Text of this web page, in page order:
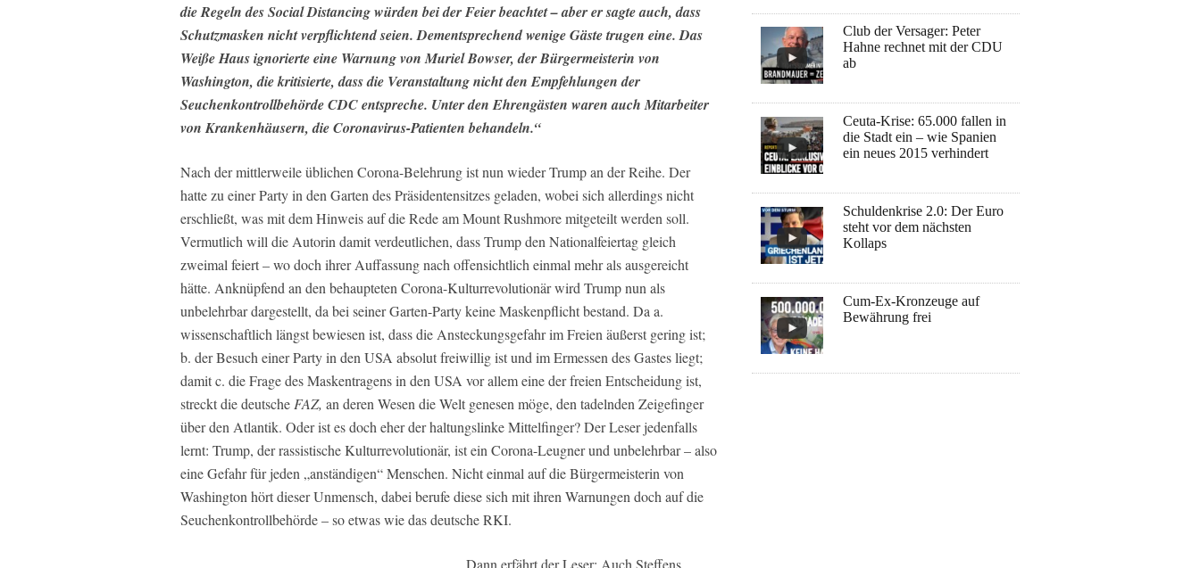
die Regeln des Social Distancing würden bei der Feier beachtet – aber er sagte auch, dass
Schutzmasken nicht verpflichtend seien. Dementsprechend wenige Gäste trugen eine. Das
Weiße Haus ignorierte eine Warnung von Muriel Bowser, der Bürgermeisterin von
Washington, die kritisierte, dass die Veranstaltung nicht den Empfehlungen der
Seuchenkontrollbehörde CDC entspreche. Unter den Ehrengästen waren auch Mitarbeiter
von Krankenhäusern, die Coronavirus-Patienten behandeln.“
Nach der mittlerweile üblichen Corona-Belehrung ist nun wieder Trump an der Reihe. Der
hatte zu einer Party in den Garten des Präsidentensitzes geladen, wobei sich allerdings nicht
erschließt, was mit dem Hinweis auf die Rede am Mount Rushmore mitgeteilt werden soll.
Vermutlich will die Autorin damit verdeutlichen, dass Trump den Nationalfeiertag gleich
zweimal feiert – wo doch ihrer Auffassung nach offensichtlich einmal mehr als ausgereicht
hätte. Anknüpfend an den behaupteten Corona-Kulturrevolutionär wird Trump nun als
unbelehrbar dargestellt, da bei seiner Garten-Party keine Maskenpflicht bestand. Da a.
wissenschaftlich längst bewiesen ist, dass die Ansteckungsgefahr im Freien äußerst gering ist;
b. der Besuch einer Party in den USA absolut freiwillig ist und im Ermessen des Gastes liegt;
damit c. die Frage des Maskentragens in den USA vor allem eine der freien Entscheidung ist,
streckt die deutsche FAZ, an deren Wesen die Welt genesen möge, den tadelnden Zeigefinger
über den Atlantik. Oder ist es doch eher der haltungslinke Mittelfinger? Der Leser jedenfalls
lernt: Trump, der rassistische Kulturrevolutionär, ist ein Corona-Leugner und unbelehrbar – also
eine Gefahr für jeden „anständigen“ Menschen. Nicht einmal auf die Bürgermeisterin von
Washington hört dieser Unmensch, dabei berufe diese sich mit ihren Warnungen doch auf die
Seuchenkontrollbehörde – so etwas wie das deutsche RKI.
Dann erfährt der Leser: Auch Steffens
Club der Versager: Peter
Hahne rechnet mit der CDU
ab
Ceuta-Krise: 65.000 fallen in
die Stadt ein – wie Spanien
ein neues 2015 verhindert
Schuldenkrise 2.0: Der Euro
steht vor dem nächsten
Kollaps
Cum-Ex-Kronzeuge auf
Bewährung frei